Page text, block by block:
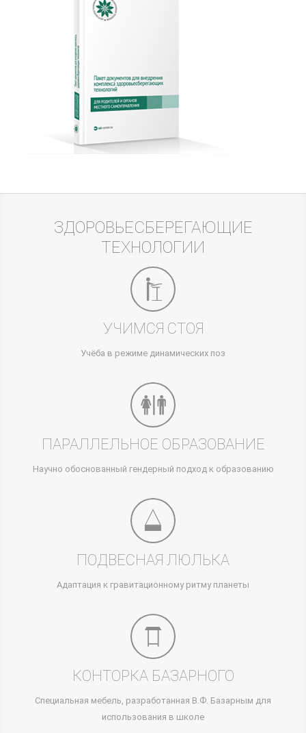
ЗДОРОВЬЕСБЕРЕГАЮЩИЕ
ТЕХНОЛОГИИ
УЧИМСЯ СТОЯ
Учёба в режиме динамических поз
ПАРАЛЛЕЛЬНОЕ ОБРАЗОВАНИЕ
Научно обоснованный гендерный подход к образованию
ПОДВЕСНАЯ ЛЮЛЬКА
Адаптация к гравитационному ритму планеты
КОНТОРКА БАЗАРНОГО
Специальная мебель, разработанная В.Ф. Базарным для
использования в школе